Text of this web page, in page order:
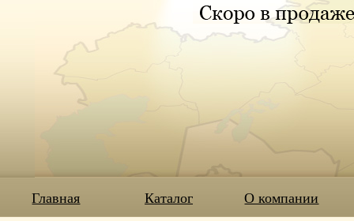
Главная Каталог О компании